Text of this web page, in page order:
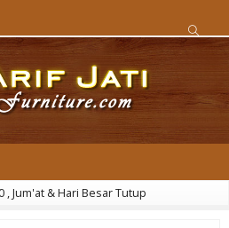
, Jum'at & Hari Besar Tutup